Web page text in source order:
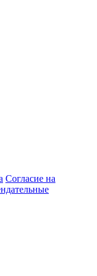
Согласие на